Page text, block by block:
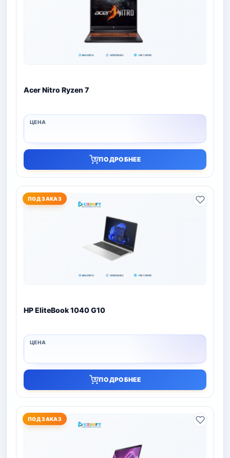
Acer Nitro Ryzen 7
ПОДРОБНЕЕ
ПОД ЗАКАЗ
HP EliteBook 1040 G10
ПОДРОБНЕЕ
ПОД ЗАКАЗ